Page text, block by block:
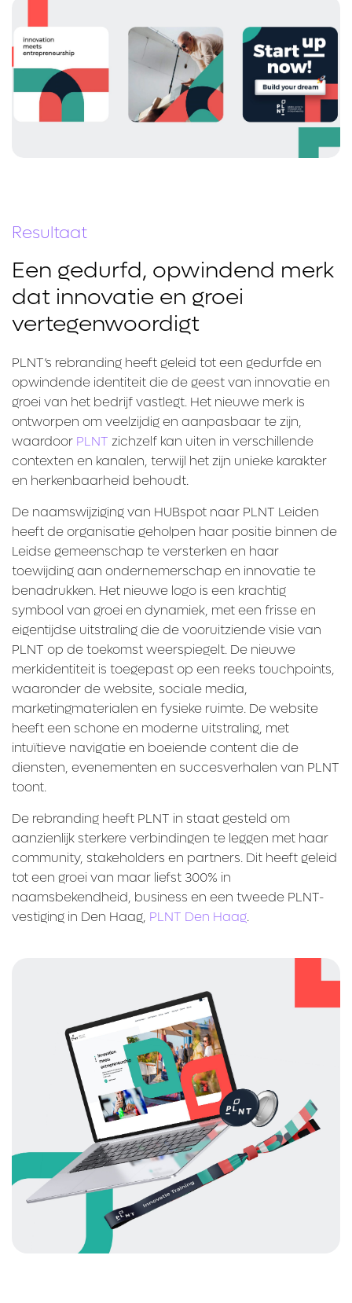
Resultaat
Een gedurfd, opwindend merk
dat innovatie en groei
vertegenwoordigt
PLNT’s rebranding heeft geleid tot een gedurfde en
opwindende identiteit die de geest van innovatie en
groei van het bedrijf vastlegt. Het nieuwe merk is
ontworpen om veelzijdig en aanpasbaar te zijn,
waardoor PLNT zichzelf kan uiten in verschillende
contexten en kanalen, terwijl het zijn unieke karakter
en herkenbaarheid behoudt.
De naamswijziging van HUBspot naar PLNT Leiden
heeft de organisatie geholpen haar positie binnen de
Leidse gemeenschap te versterken en haar
toewijding aan ondernemerschap en innovatie te
benadrukken. Het nieuwe logo is een krachtig
symbool van groei en dynamiek, met een frisse en
eigentijdse uitstraling die de vooruitziende visie van
PLNT op de toekomst weerspiegelt. De nieuwe
merkidentiteit is toegepast op een reeks touchpoints,
waaronder de website, sociale media,
marketingmaterialen en fysieke ruimte. De website
heeft een schone en moderne uitstraling, met
intuïtieve navigatie en boeiende content die de
diensten, evenementen en succesverhalen van PLNT
toont.
De rebranding heeft PLNT in staat gesteld om
aanzienlijk sterkere verbindingen te leggen met haar
community, stakeholders en partners. Dit heeft geleid
tot een groei van maar liefst 300% in
naamsbekendheid, business en een tweede PLNT-
vestiging in Den Haag, PLNT Den Haag.